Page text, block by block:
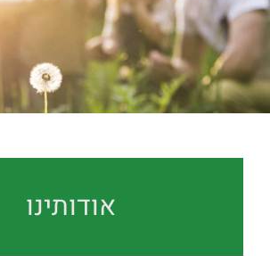
אודותינו